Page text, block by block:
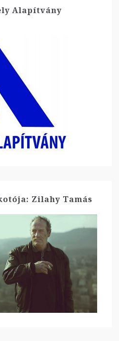
Alapítvány
Zilahy Tamás